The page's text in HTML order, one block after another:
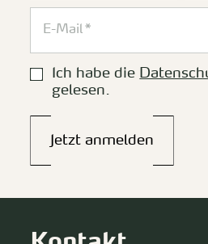
Ich habe die
gelesen.
Jetzt anmelden